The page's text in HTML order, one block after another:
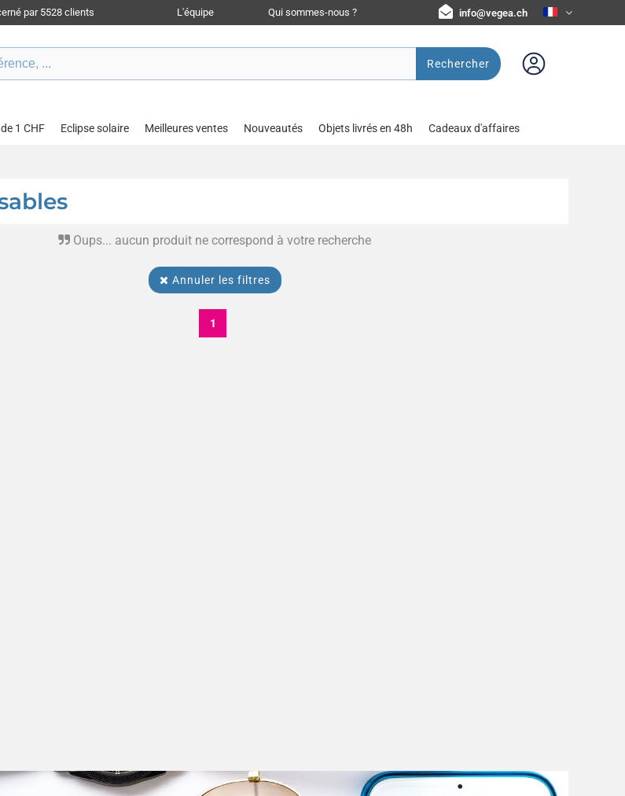
par 5528 clients L'équipe Qui sommes-nous ? info@vegea.ch
Rechercher
1 CHF Eclipse solaire Meilleures ventes Nouveautés Objets livrés en 48h Cadeaux d'affaires
Oups... aucun produit ne correspond à votre recherche
Annuler les filtres
1